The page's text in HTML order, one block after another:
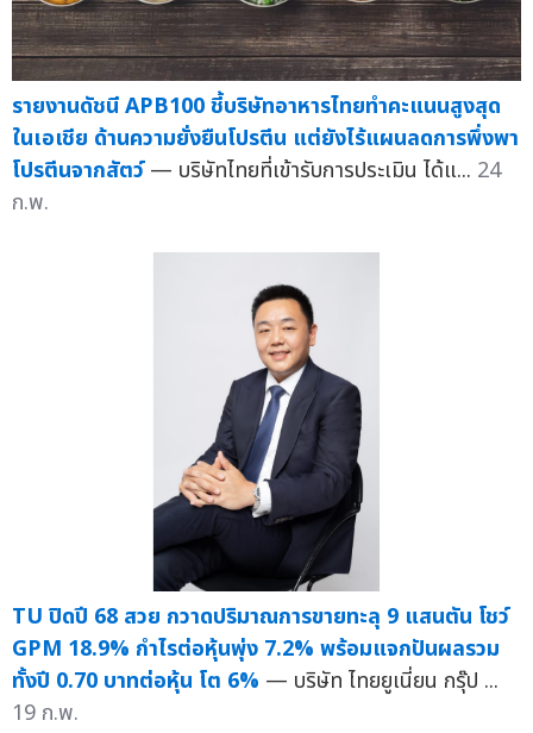
รายงานดัชนี APB100 ชี้บริษัทอาหารไทยทำคะแนนสูงสุด
ในเอเชีย ด้านความยั่งยืนโปรตีน แต่ยังไร้แผนลดการพึ่งพา
โปรตีนจากสัตว์ — บริษัทไทยที่เข้ารับการประเมิน ได้แ... 24
ก.พ.
TU ปิดปี 68 สวย กวาดปริมาณการขายทะลุ 9 แสนตัน โชว์
GPM 18.9% กำไรต่อหุ้นพุ่ง 7.2% พร้อมแจกปันผลรวม
ทั้งปี 0.70 บาทต่อหุ้น โต 6% — บริษัท ไทยยูเนี่ยน กรุ๊ป ...
19 ก.พ.